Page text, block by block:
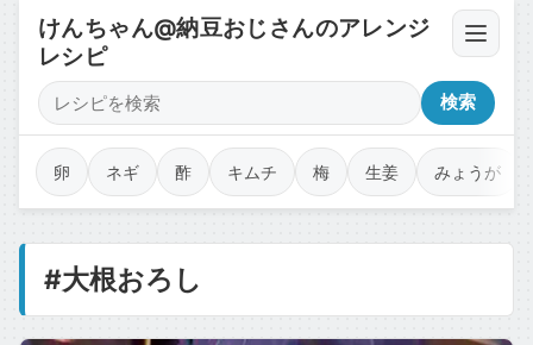
けんちゃん@納豆おじさんのアレンジ
レシピ
卵・豆腐・ネバネバ
薬味・香味野菜
調味料・オイル・タレ
検索
卵 ネギ 酢 キムチ 梅 生姜 みょうが
#大根おろし